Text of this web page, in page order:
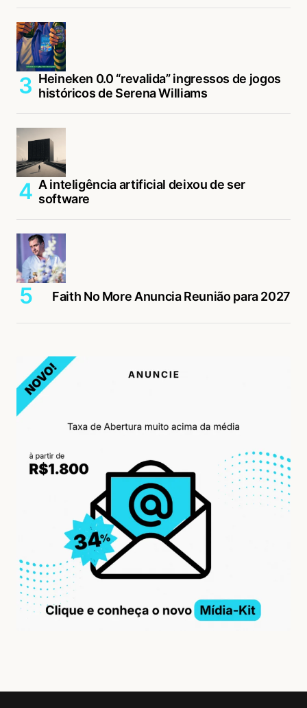
Heineken 0.0 “revalida” ingressos de jogos
históricos de Serena Williams
A inteligência artificial deixou de ser
software
Faith No More Anuncia Reunião para 2027